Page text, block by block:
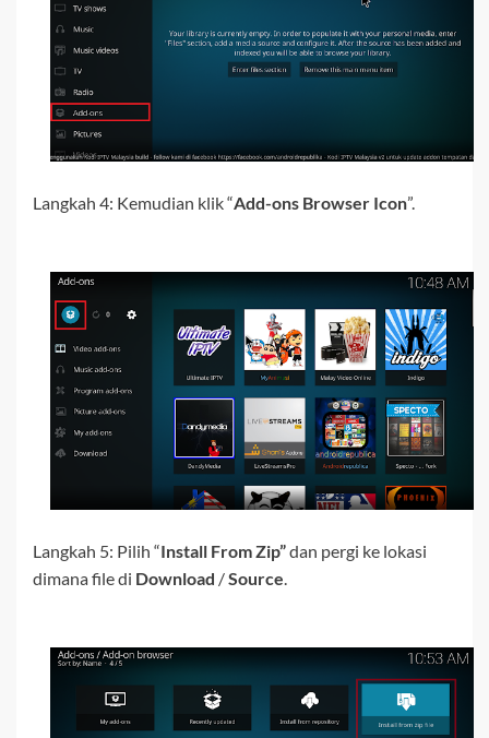
Langkah 4: Kemudian klik “Add-ons Browser Icon”.
Langkah 5: Pilih “Install From Zip”dan pergi ke lokasi
dimana file di Download /Source.